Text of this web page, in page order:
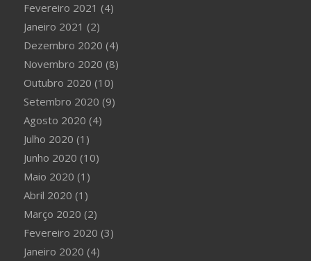
Fevereiro 2021 (4)
Janeiro 2021 (2)
Dezembro 2020 (4)
Novembro 2020 (8)
Outubro 2020 (10)
Setembro 2020 (9)
Agosto 2020 (4)
Julho 2020 (1)
Junho 2020 (10)
Maio 2020 (1)
Abril 2020 (1)
Março 2020 (2)
Fevereiro 2020 (3)
Janeiro 2020 (4)